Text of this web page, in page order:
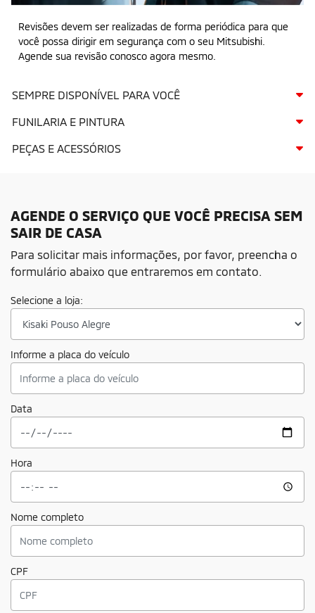
Revisões devem ser realizadas de forma periódica para que
você possa dirigir em segurança com o seu Mitsubishi.
Agende sua revisão conosco agora mesmo.
SEMPRE DISPONÍVEL PARA VOCÊ
FUNILARIA E PINTURA
PEÇAS E ACESSÓRIOS
AGENDE O SERVIÇO QUE VOCÊ PRECISA SEM
SAIR DE CASA
Para solicitar mais informações, por favor, preencha o
formulário abaixo que entraremos em contato.
Selecione a loja:
Informe a placa do veículo
Data
Hora
Nome completo
CPF